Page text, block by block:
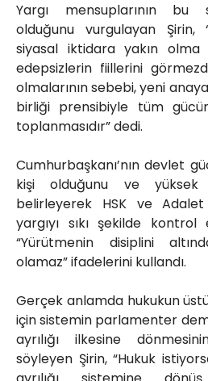
Yargı mensuplarının bu
olduğunu vurgulayan Şirin,
siyasal iktidara yakın olma
edepsizlerin fiillerini
olmalarının sebebi, yeni
birliği prensibiyle tüm
toplanmasıdır” dedi.
Cumhurbaşkanı’nın devlet
kişi olduğunu ve yüksek
belirleyerek HSK ve Adalet
yargıyı sıkı şekilde
“Yürütmenin disiplini
olamaz” ifadelerini kullandı.
Gerçek anlamda hukukun
için sistemin parlamenter
ayrılığı ilkesine
söyleyen Şirin, “Hukuk